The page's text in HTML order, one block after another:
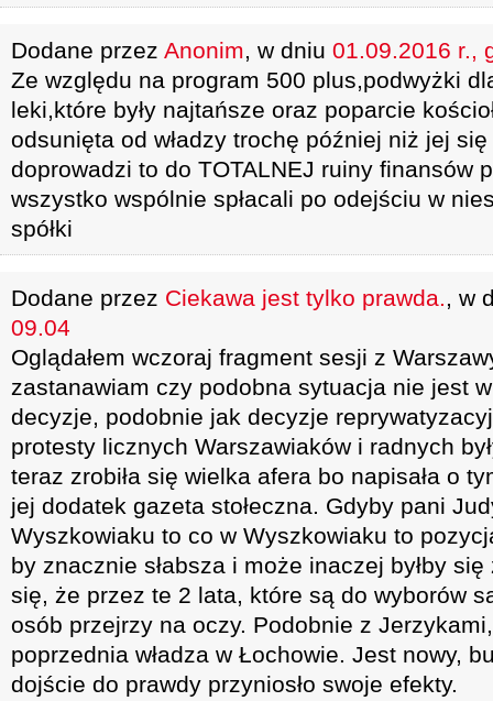
Dodane przez Anonim, w dniu 01.09.2016 r.,
Ze względu na program 500 plus,podwyżki
leki,które były najtańsze oraz poparcie
odsunięta od władzy trochę później niż jej
doprowadzi to do TOTALNEJ ruiny finansów
wszystko wspólnie spłacali po odejściu w
spółki
Dodane przez Ciekawa jest tylko prawda., w
09.04
Oglądałem wczoraj fragment sesji z
zastanawiam czy podobna sytuacja nie jest
decyzje, podobnie jak decyzje
protesty licznych Warszawiaków i radnych
teraz zrobiła się wielka afera bo napisała o
jej dodatek gazeta stołeczna. Gdyby pani
Wyszkowiaku to co w Wyszkowiaku to
by znacznie słabsza i może inaczej byłby
się, że przez te 2 lata, które są do wyborów
osób przejrzy na oczy. Podobnie z
poprzednia władza w Łochowie. Jest nowy,
dojście do prawdy przyniosło swoje efekty.